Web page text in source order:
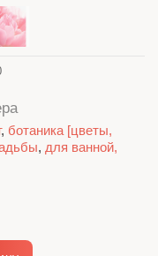
, ботаника [цветы,
, для ванной,